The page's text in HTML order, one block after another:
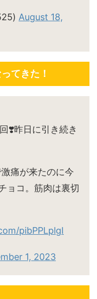
August 18,
てきた！
❣️昨日に引き続き
痛が来たのに今
ョコ。筋肉は裏切
pibPPLplgI
1, 2023